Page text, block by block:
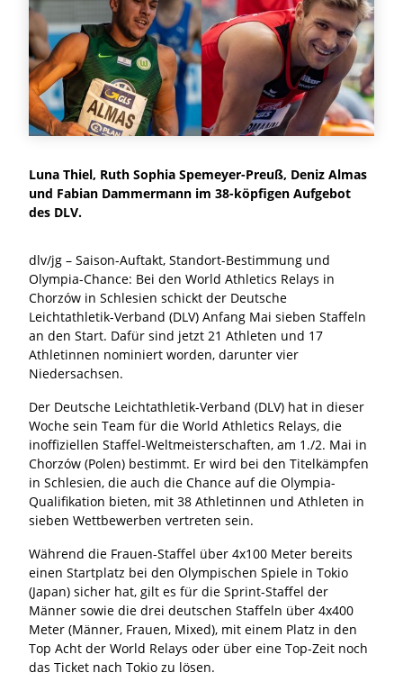
Luna Thiel, Ruth Sophia Spemeyer-Preuß, Deniz Almas
und Fabian Dammermann im 38-köpfigen Aufgebot
des DLV.
dlv/jg – Saison-Auftakt, Standort-Bestimmung und
Olympia-Chance: Bei den World Athletics Relays in
Chorzów in Schlesien schickt der Deutsche
Leichtathletik-Verband (DLV) Anfang Mai sieben Staffeln
an den Start. Dafür sind jetzt 21 Athleten und 17
Athletinnen nominiert worden, darunter vier
Niedersachsen.
Der Deutsche Leichtathletik-Verband (DLV) hat in dieser
Woche sein Team für die World Athletics Relays, die
inoffiziellen Staffel-Weltmeisterschaften, am 1./2. Mai in
Chorzów (Polen) bestimmt. Er wird bei den Titelkämpfen
in Schlesien, die auch die Chance auf die Olympia-
Qualifikation bieten, mit 38 Athletinnen und Athleten in
sieben Wettbewerben vertreten sein.
Während die Frauen-Staffel über 4x100 Meter bereits
einen Startplatz bei den Olympischen Spiele in Tokio
(Japan) sicher hat, gilt es für die Sprint-Staffel der
Männer sowie die drei deutschen Staffeln über 4x400
Meter (Männer, Frauen, Mixed), mit einem Platz in den
Top Acht der World Relays oder über eine Top-Zeit noch
das Ticket nach Tokio zu lösen.